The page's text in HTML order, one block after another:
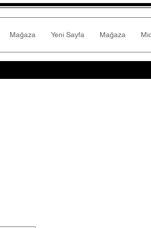
Mağaza Yeni Sayfa Mağaza